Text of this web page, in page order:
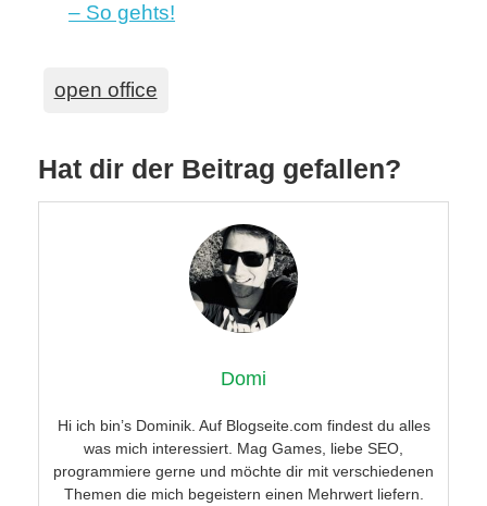
– So gehts!
open office
Hat dir der Beitrag gefallen?
Domi
Hi ich bin’s Dominik. Auf Blogseite.com findest du alles
was mich interessiert. Mag Games, liebe SEO,
programmiere gerne und möchte dir mit verschiedenen
Themen die mich begeistern einen Mehrwert liefern.